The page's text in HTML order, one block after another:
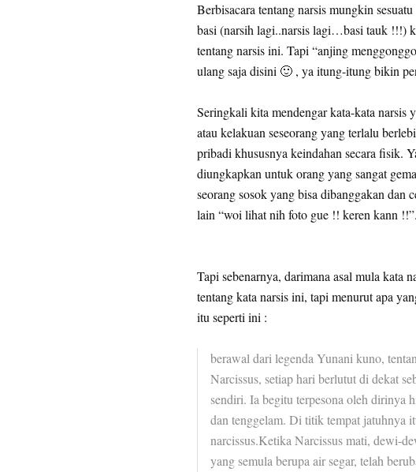
Berbisacara tentang narsis mungkin
basi (narsih lagi..narsis lagi…basi tauk !!!)
tentang narsis ini. Tapi “anjing
ulang saja disini 🙂 , ya itung-itung bikin
Seringkali kita mendengar kata-kata narsis
atau kelakuan seseorang yang terlalu
pribadi khususnya keindahan secara fisik.
diungkapkan untuk orang yang sangat
seorang sosok yang bisa dibanggakan dan
lain “woi lihat nih foto gue !! keren kann !!”.
Tapi sebenarnya, darimana asal mula kata
tentang kata narsis ini, tapi menurut apa
itu seperti ini :
berawal dari legenda Yunani kuno,
Narcissus, setiap hari berlutut di dekat
sendiri. Ia begitu terpesona oleh dirinya
dan tenggelam. Di titik tempat jatuhnya
narcissus.Ketika Narcissus mati, dewi-
yang semula berupa air segar, telah